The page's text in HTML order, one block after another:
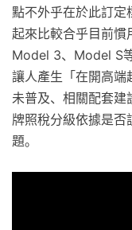
點不外乎在於此訂定
起來比較合乎目前慣
Model 3、Model S
讓人產生「在開高端
未普及、相關配套建
牌照稅分級依據是
題。